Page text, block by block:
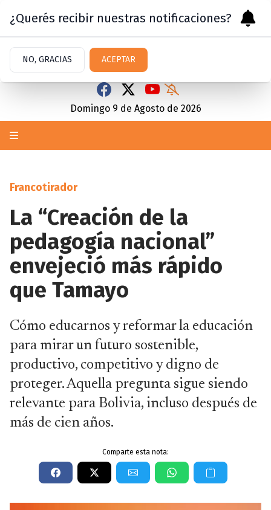
Domingo 9 de Agosto de 2026
Francotirador
La “Creación de la
pedagogía nacional”
envejeció más rápido
que Tamayo
Cómo educarnos y reformar la educación
para mirar un futuro sostenible,
productivo, competitivo y digno de
proteger. Aquella pregunta sigue siendo
relevante para Bolivia, incluso después de
más de cien años.
Comparte esta nota:
¿Querés recibir nuestras notificaciones?
NO, GRACIAS ACEPTAR